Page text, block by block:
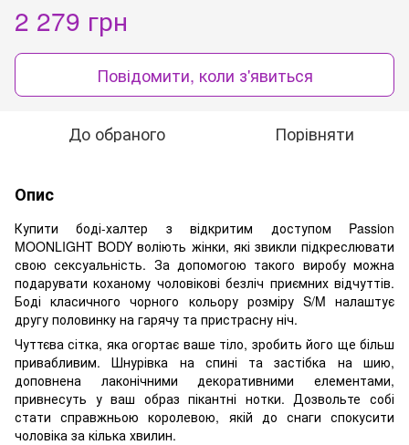
2 279 грн
Повідомити, коли з'явиться
До обраного Порівняти
Опис
Купити боді-халтер з відкритим доступом Passion
MOONLIGHT BODY воліють жінки, які звикли підкреслювати
свою сексуальність. За допомогою такого виробу можна
подарувати коханому чоловікові безліч приємних відчуттів.
Боді класичного чорного кольору розміру S/M налаштує
другу половинку на гарячу та пристрасну ніч.
Чуттєва сітка, яка огортає ваше тіло, зробить його ще більш
привабливим. Шнурівка на спині та застібка на шию,
доповнена лаконічними декоративними елементами,
привнесуть у ваш образ пікантні нотки. Дозвольте собі
стати справжньою королевою, якій до снаги спокусити
чоловіка за кілька хвилин.